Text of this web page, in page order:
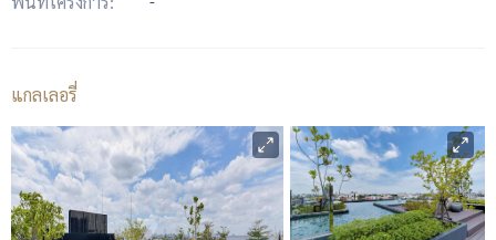
แกลเลอรี่